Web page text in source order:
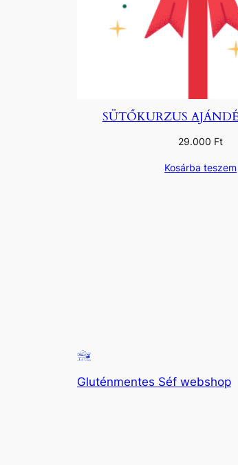
SÜTŐKURZUS
29.000 Ft
Kosárba teszem
Gluténmentes Séf webshop